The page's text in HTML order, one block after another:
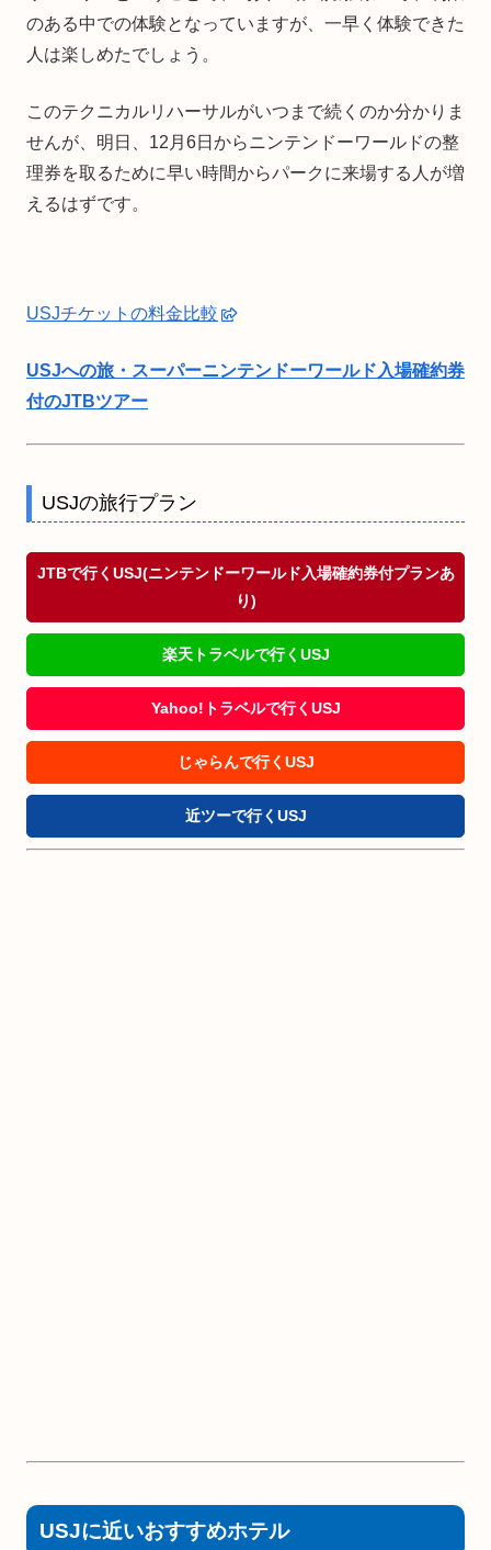
のある中での体験となっていますが、一早く体験できた
人は楽しめたでしょう。
このテクニカルリハーサルがいつまで続くのか分かりま
せんが、明日、12月6日からニンテンドーワールドの整
理券を取るために早い時間からパークに来場する人が増
えるはずです。
USJチケットの料金比較
USJへの旅・スーパーニンテンドーワールド入場確約券
付のJTBツアー
USJの旅行プラン
JTBで行くUSJ(ニンテンドーワールド入場確約券付プランあ
り)
楽天トラベルで行くUSJ
Yahoo!トラベルで行くUSJ
じゃらんで行くUSJ
近ツーで行くUSJ
USJに近いおすすめホテル